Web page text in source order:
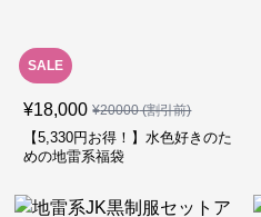
SALE
¥18,000 ¥20000(割引前)
【5,330円お得！】水色好きのた
めの地雷系福袋